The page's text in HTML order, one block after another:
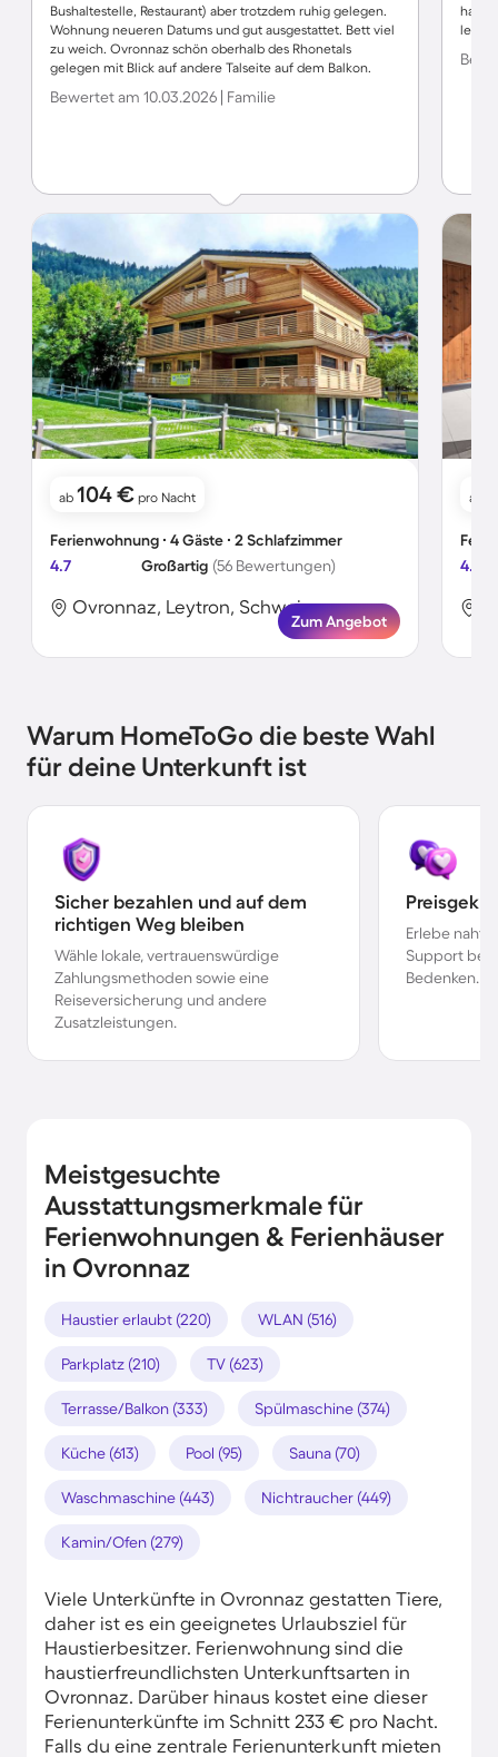
Bushaltestelle, Restaurant) aber trotzdem ruhig gelegen.
Wohnung neueren Datums und gut ausgestattet. Bett viel
zu weich. Ovronnaz schön oberhalb des Rhonetals
gelegen mit Blick auf andere Talseite auf dem Balkon.
Bewertet am 10.03.2026 | Familie
ab 104 € pro Nacht
Ferienwohnung ∙ 4 Gäste ∙ 2 Schlafzimmer
4.7
Großartig (56 Bewertungen)
Ovronnaz, Leytron, Schweiz
Zum Angebot
ab
4.5
Warum HomeToGo die beste Wahl
für deine Unterkunft ist
Sicher bezahlen und auf dem
richtigen Weg bleiben
Wähle lokale, vertrauenswürdige
Zahlungsmethoden sowie eine
Reiseversicherung und andere
Zusatzleistungen.
Erlebe
Support bei
Bedenken.
Meistgesuchte
Ausstattungsmerkmale für
Ferienwohnungen & Ferienhäuser
in Ovronnaz
Haustier erlaubt (220) WLAN (516)
Parkplatz (210) TV (623)
Terrasse/Balkon (333) Spülmaschine (374)
Küche (613) Pool (95) Sauna (70)
Waschmaschine (443) Nichtraucher (449)
Kamin/Ofen (279)
Viele Unterkünfte in Ovronnaz gestatten Tiere,
daher ist es ein geeignetes Urlaubsziel für
Haustierbesitzer. Ferienwohnung sind die
haustierfreundlichsten Unterkunftsarten in
Ovronnaz. Darüber hinaus kostet eine dieser
Ferienunterkünfte im Schnitt 233 € pro Nacht.
Falls du eine zentrale Ferienunterkunft mieten